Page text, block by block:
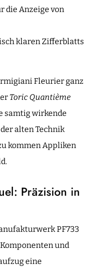
die Anzeige von
klaren Zifferblatts
Fleurier ganz
Toric Quantième
samtig wirkende
alten Technik
kommen Appliken
Präzision in
PF733
und
eine